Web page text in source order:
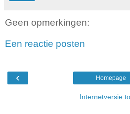
Geen opmerkingen:
Een reactie posten
‹ Homepage
Internetversie